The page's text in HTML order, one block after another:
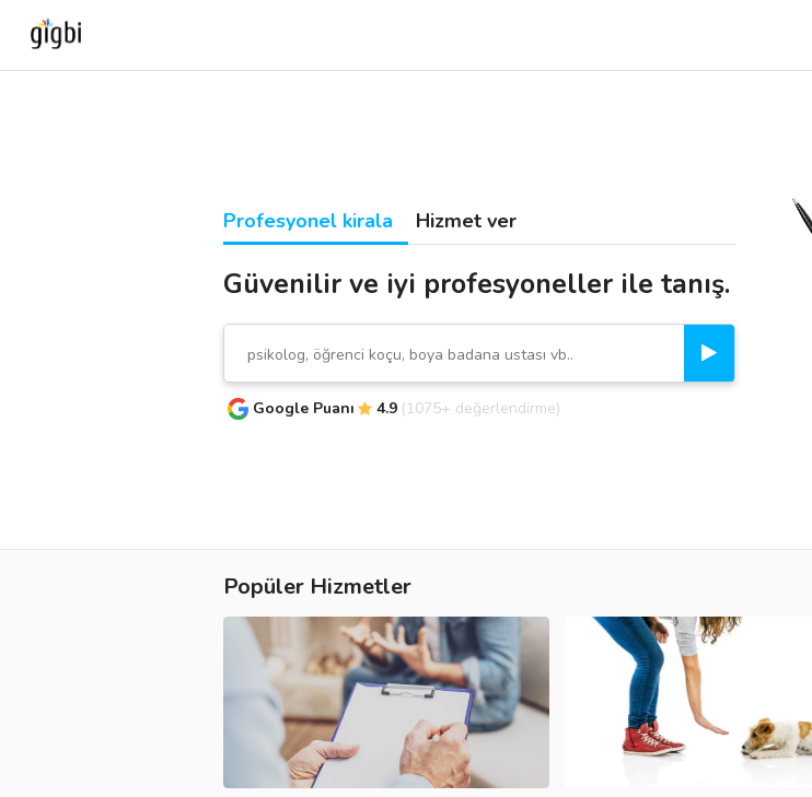
Profesyonel kirala Hizmet ver
Güvenilir ve iyi profesyoneller ile tanış.
Google Puanı 4.9 (1075+ değerlendirme)
Popüler Hizmetler